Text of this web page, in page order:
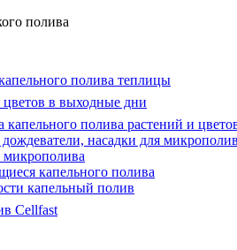
полива теплицы
в выходные дни
капельного полива растений и
насадки для
капельного полива
капельный полив
Cellfast